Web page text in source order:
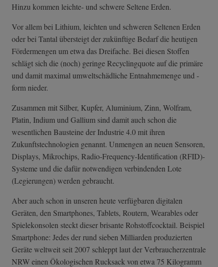
Hinzu kommen leichte- und schwere Seltene Erden.
Vor allem bei Lithium, leichten und schweren Seltenen Erden
oder bei Tantal übersteigt der zukünftige Bedarf die heutigen
Fördermengen um etwa das Dreifache. Bei diesen Stoffen
schlägt sich die (noch) geringe Recyclingquote auf die primäre
und damit maximal umweltschädliche Entnahmemenge und -
form nieder.
Zusammen mit Silber, Kupfer, Aluminium, Zinn, Wolfram,
Platin, Indium und Gallium sind damit auch schon die
wesentlichen Bausteine der Industrie 4.0 mit ihren
Zukunftstechnologien genannt. Unmengen an neuen Sensoren,
Displays, Mikrochips, Radio-Frequency­-Identification (RFID)-
Systeme und die dafür notwendigen verbindenden Lote
(Legierungen) werden gebraucht.
Aber auch schon in unseren heute verfügbaren digitalen
Geräten, den Smartphones, Tablets, Routern, Wearables oder
Spielekonsolen steckt dieser brisante Rohstoffcocktail. Beispiel
Smartphone: Jedes der rund sieben Milliarden produzierten
Geräte weltweit seit 2007 schleppt laut der Verbraucherzentrale
NRW einen Ökologischen Rucksack von etwa 75 Kilogramm